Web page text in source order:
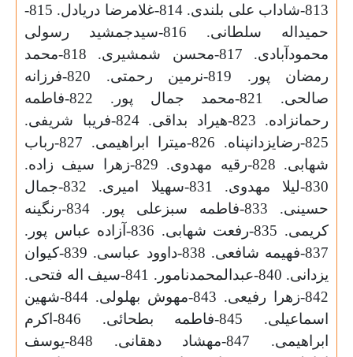
813-شاداب على بلندى. 814-غلامرضا دریادل. 815-
حمیداله سلطانی. 816-سیدجمشید رسولی
محمودآبادی. 817-محسن شمشیری. 818-محمد
رمضان پور. 819-نرمین رحمتی. 820-فرزانه
صالحی. 821-محمد جمال پور. 822-فاطمه
رحمانزاده. 823-هیراد بداقی. 824-فریبا شریفی.
825-رضایزدانپناه. 826-میترا ابراهیمی. 827-رباب
شهابی. 828-رقیه مهدوی. 829-زهرا سیف زاده.
830-لیلا مهدوی. 831-سهیلا امیری. 832-جمال
حسینی. 833-فاطمه سبزعلی پور. 834-رنگینه
کریمی. 835-رفعت شهابی. 836-آزاده عباس پور.
837-فهیمه شافعی. 838-داوود عباسی. 839-کیوان
یزدانی. 840-عبدالمحمدنامور. 841-سیف اله فتحی.
842-زهرا رفیعی. 843-مهوش بهلولی. 844-شهین
اسماعیلی. 845-فاطمه بطحائى. 846-اکرم
ابراهیمی. 847-مهشاد دهقانی. 848-یوسف